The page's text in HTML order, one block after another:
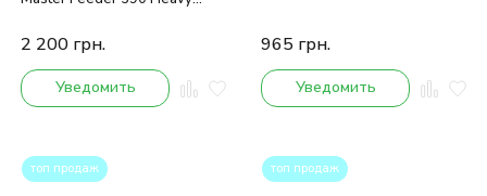
2 200 грн.
Уведомить
965 грн.
Уведомить
топ продаж топ продаж